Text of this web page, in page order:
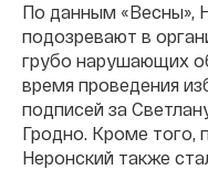
По данным «Весны»,
подозревают в
грубо нарушающих
время проведения
подписей за
Гродно. Кроме того,
Неронский также